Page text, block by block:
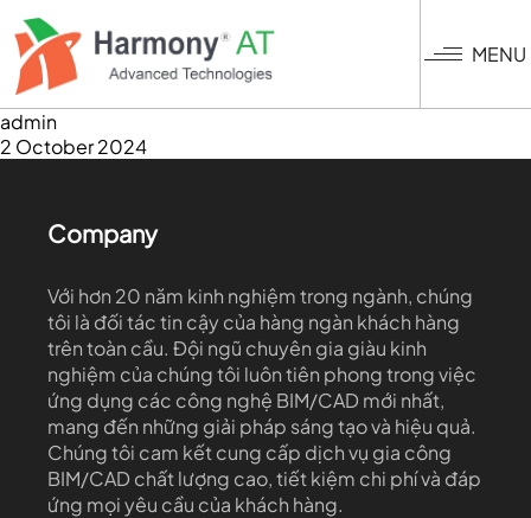
Nhảy
đến
nội
dung
MENU
admin
2 October 2024
Company
Với hơn 20 năm kinh nghiệm trong ngành, chúng
tôi là đối tác tin cậy của hàng ngàn khách hàng
trên toàn cầu. Đội ngũ chuyên gia giàu kinh
nghiệm của chúng tôi luôn tiên phong trong việc
ứng dụng các công nghệ BIM/CAD mới nhất,
mang đến những giải pháp sáng tạo và hiệu quả.
Chúng tôi cam kết cung cấp dịch vụ gia công
BIM/CAD chất lượng cao, tiết kiệm chi phí và đáp
ứng mọi yêu cầu của khách hàng.